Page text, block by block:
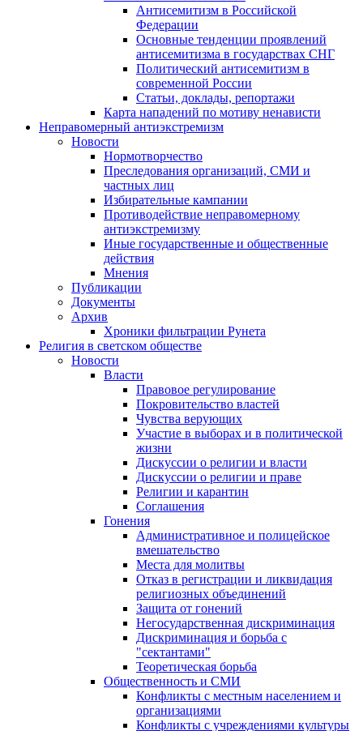
Антисемитизм в Российской
Федерации
Основные тенденции проявлений
антисемитизма в государствах СНГ
Политический антисемитизм в
современной России
Статьи, доклады, репортажи
Карта нападений по мотиву ненависти
Неправомерный антиэкстремизм
Новости
Нормотворчество
Преследования организаций, СМИ и
частных лиц
Избирательные кампании
Противодействие неправомерному
антиэкстремизму
Иные государственные и общественные
действия
Мнения
Публикации
Документы
Архив
Хроники фильтрации Рунета
Религия в светском обществе
Новости
Власти
Правовое регулирование
Покровительство властей
Чувства верующих
Участие в выборах и в политической
жизни
Дискуссии о религии и власти
Дискуссии о религии и праве
Религии и карантин
Соглашения
Гонения
Административное и полицейское
вмешательство
Места для молитвы
Отказ в регистрации и ликвидация
религиозных объединений
Защита от гонений
Негосударственная дискриминация
Дискриминация и борьба с
"сектантами"
Теоретическая борьба
Общественность и СМИ
Конфликты с местным населением и
организациями
Конфликты с учреждениями культуры